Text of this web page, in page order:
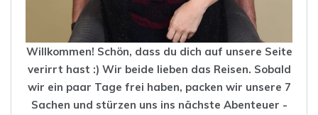
Willkommen! Schön, dass du dich auf unsere Seite
verirrt hast :) Wir beide lieben das Reisen. Sobald
wir ein paar Tage frei haben, packen wir unsere 7
Sachen und stürzen uns ins nächste Abenteuer -